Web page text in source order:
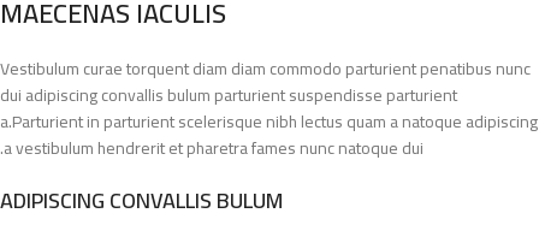
MAECENAS IACULIS
Vestibulum curae torquent diam diam commodo parturient penatibus nunc
dui adipiscing convallis bulum parturient suspendisse parturient
a.Parturient in parturient scelerisque nibh lectus quam a natoque adipiscing
a vestibulum hendrerit et pharetra fames nunc natoque dui.
ADIPISCING CONVALLIS BULUM